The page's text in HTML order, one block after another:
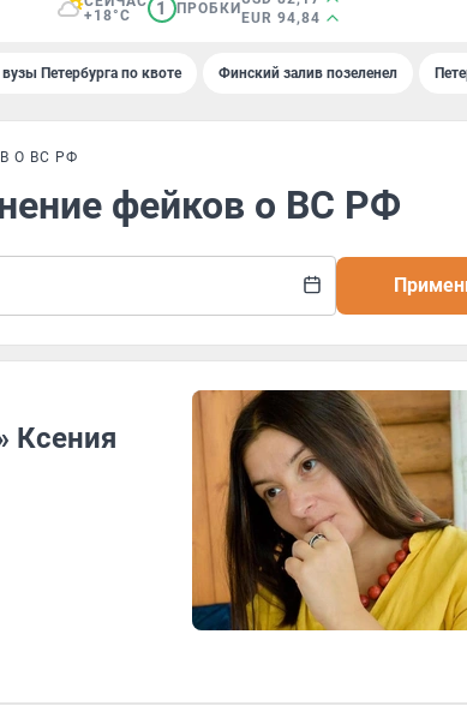
+18°C
1 ПРОБКИ
EUR 94,84
Петербурга по квоте Финский залив позеленел
О ВС РФ
фейков о ВС РФ
Ксения